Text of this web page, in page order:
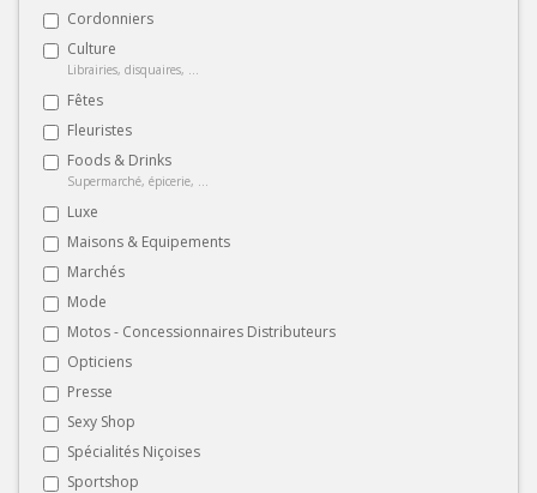
Cordonniers
Culture
Librairies, disquaires, ...
Fêtes
Fleuristes
Foods & Drinks
Supermarché, épicerie, ...
Luxe
Maisons & Equipements
Marchés
Mode
Motos - Concessionnaires Distributeurs
Opticiens
Presse
Sexy Shop
Spécialités Niçoises
Sportshop